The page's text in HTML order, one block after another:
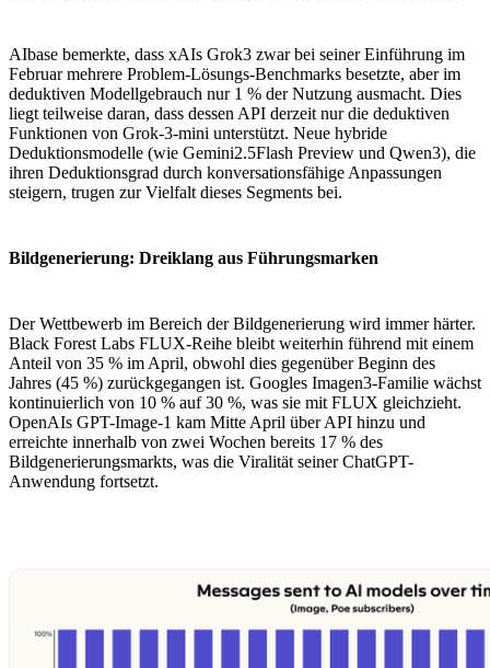
AIbase bemerkte, dass xAIs Grok3 zwar bei seiner Einführung im
Februar mehrere Problem-Lösungs-Benchmarks besetzte, aber im
deduktiven Modellgebrauch nur 1 % der Nutzung ausmacht. Dies
liegt teilweise daran, dass dessen API derzeit nur die deduktiven
Funktionen von Grok-3-mini unterstützt. Neue hybride
Deduktionsmodelle (wie Gemini2.5Flash Preview und Qwen3), die
ihren Deduktionsgrad durch konversationsfähige Anpassungen
steigern, trugen zur Vielfalt dieses Segments bei.
Bildgenerierung: Dreiklang aus Führungsmarken
Der Wettbewerb im Bereich der Bildgenerierung wird immer härter.
Black Forest Labs FLUX-Reihe bleibt weiterhin führend mit einem
Anteil von 35 % im April, obwohl dies gegenüber Beginn des
Jahres (45 %) zurückgegangen ist. Googles Imagen3-Familie wächst
kontinuierlich von 10 % auf 30 %, was sie mit FLUX gleichzieht.
OpenAIs GPT-Image-1 kam Mitte April über API hinzu und
erreichte innerhalb von zwei Wochen bereits 17 % des
Bildgenerierungsmarkts, was die Viralität seiner ChatGPT-
Anwendung fortsetzt.